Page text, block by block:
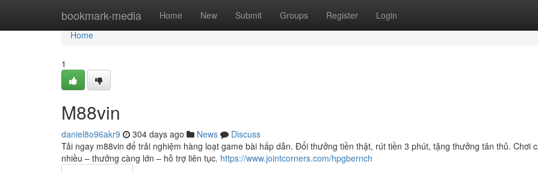
bookmark-media Home New Submit Groups Register Login
Home
Home
1
M88vin
daniel8o96akr9 304 days ago News
Discuss
Tải ngay m88vin để trải nghiệm hàng loạt game bài hấp dẫn. Đổi thưởng tiền thật, rút tiền 3 phút, tặng thưởng tân thủ. Chơi
nhiều – thưởng càng lớn – hỗ trợ liên tục. https://www.jointcorners.com/hpgbernch